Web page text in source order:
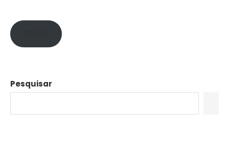
Pesquisar